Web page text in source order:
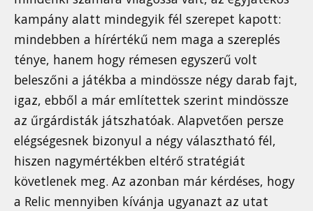
kampány alatt mindegyik fél szerepet kapott:
mindebben a hírértékű nem maga a szereplés
ténye, hanem hogy rémesen egyszerű volt
beleszőni a játékba a mindössze négy darab fajt,
igaz, ebből a már említettek szerint mindössze
az űrgárdisták játszhatóak. Alapvetően persze
elégségesnek bizonyul a négy választható fél,
hiszen nagymértékben eltérő stratégiát
követlenek meg. Az azonban már kérdéses, hogy
a Relic mennyiben kívánja ugyanazt az utat